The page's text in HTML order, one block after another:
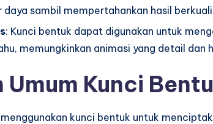
daya sambil mempertahankan hasil
: Kunci bentuk dapat digunakan untuk
memungkinkan animasi yang detail dan
Kunci
kunci bentuk untuk